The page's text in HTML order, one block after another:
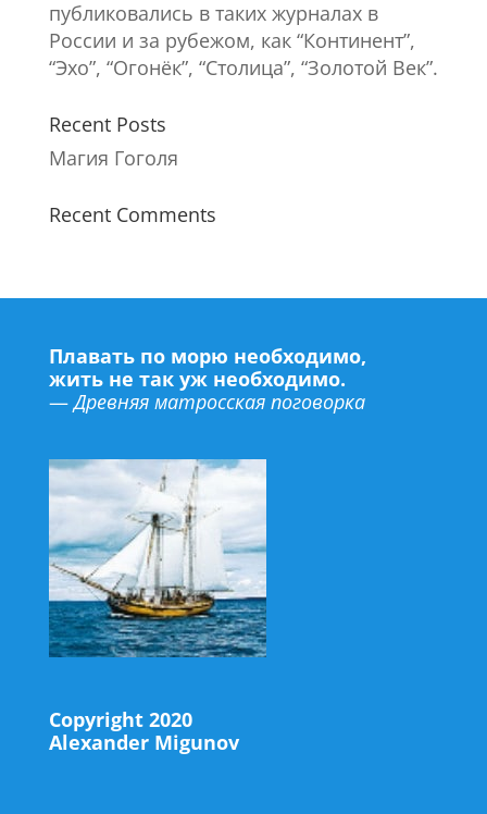
публиковались в таких журналах в
России и за рубежом, как “Континент”,
“Эхо”, “Огонёк”, “Столица”, “Золотой Век”.
Recent Posts
Магия Гоголя
Recent Comments
Плавать по морю необходимо,
жить не так уж необходимо.
—Древняя матросская поговорка
Copyright 2020
Alexander Migunov